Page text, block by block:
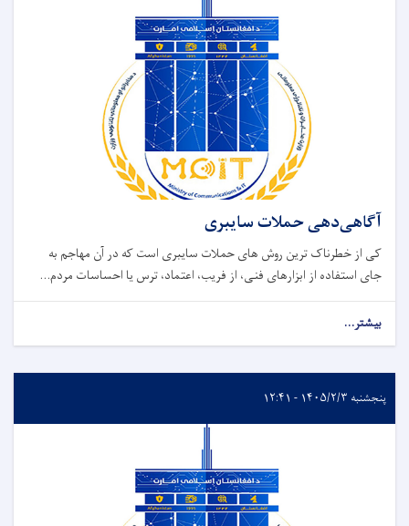
آگاهی‌دهی حملات سایبری
کی از خطرناک ‌ترین روش ‌های حملات سایبری است که در آن مهاجم به
‌جای استفاده از ابزارهای فنی، از فریب، اعتماد، ترس یا احساسات مردم...
بیشتر...
پنجشنبه ۱۴۰۵/۲/۳ - ۱۲:۴۱